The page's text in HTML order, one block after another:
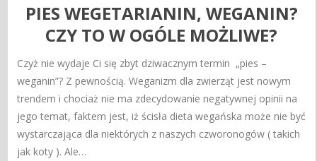
PIES WEGETARIANIN, WEGANIN?
CZY TO W OGÓLE MOŻLIWE?
Czyż nie wydaje Ci się zbyt dziwacznym termin „pies –
weganin”? Z pewnością. Weganizm dla zwierząt jest nowym
trendem i chociaż nie ma zdecydowanie negatywnej opinii na
jego temat, faktem jest, iż ścisła dieta wegańska może nie być
wystarczająca dla niektórych z naszych czworonogów ( takich
jak koty ). Ale…